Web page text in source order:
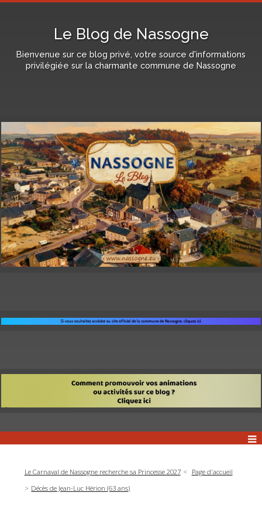
Le Blog de Nassogne
Bienvenue sur ce blog privé, votre source d'informations
privilégiée sur la charmante commune de Nassogne
Le Carnaval de Nassogne recherche sa Princesse 2027
Page d'accueil
Décès de Jean-Luc Hérion (63 ans)